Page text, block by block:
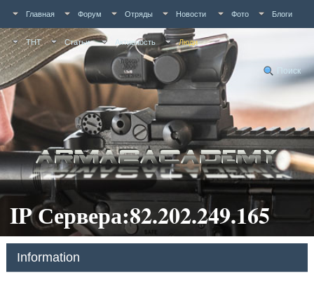
Главная Форум Отряды Новости Фото Блоги
ТНТ Статьи Активность Люди
Поиск
IP Сервера:82.202.249.165
Information